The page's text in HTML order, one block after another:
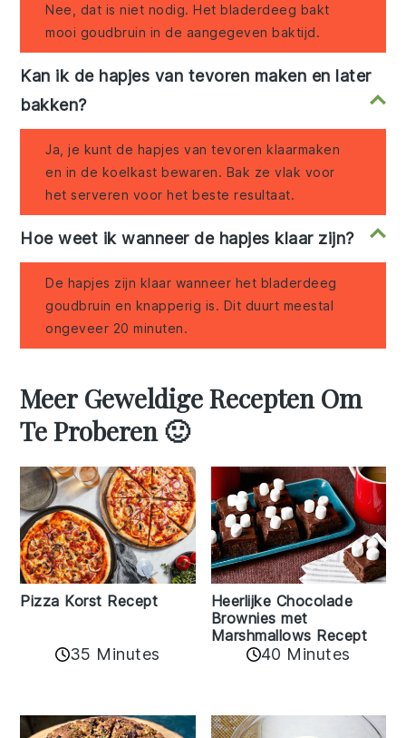
Nee, dat is niet nodig. Het bladerdeeg bakt
mooi goudbruin in de aangegeven baktijd.
Kan ik de hapjes van tevoren maken en later
bakken?
Ja, je kunt de hapjes van tevoren klaarmaken
en in de koelkast bewaren. Bak ze vlak voor
het serveren voor het beste resultaat.
Hoe weet ik wanneer de hapjes klaar zijn?
De hapjes zijn klaar wanneer het bladerdeeg
goudbruin en knapperig is. Dit duurt meestal
ongeveer 20 minuten.
Meer Geweldige Recepten Om
Te Proberen 🙂
Pizza Korst Recept
35 Minutes
Heerlijke Chocolade
Brownies met
Marshmallows Recept
40 Minutes